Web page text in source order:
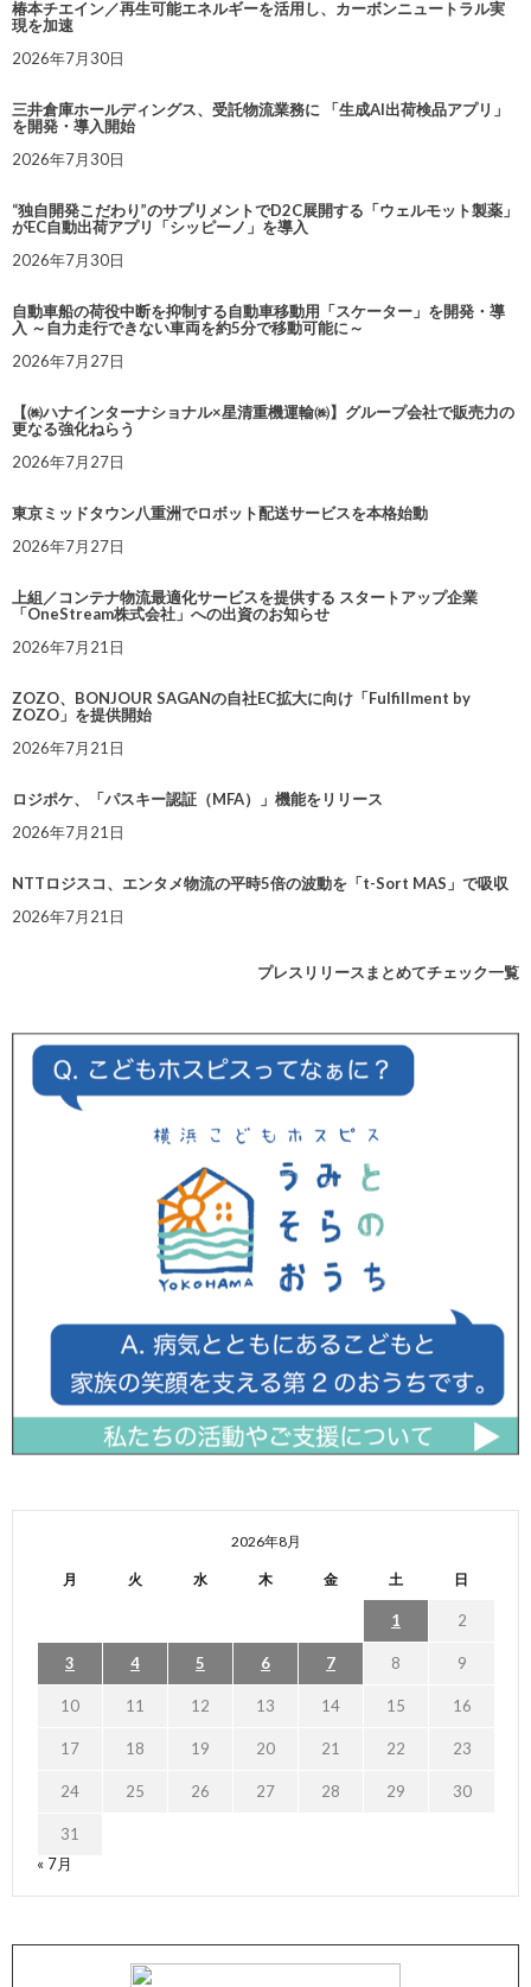
椿本チエイン／再生可能エネルギーを活用し、カーボンニュートラル実
現を加速
2026年7月30日
三井倉庫ホールディングス、受託物流業務に 「生成AI出荷検品アプリ」
を開発・導入開始
2026年7月30日
“独自開発こだわり”のサプリメントでD2C展開する「ウェルモット製薬」
がEC自動出荷アプリ「シッピーノ」を導入
2026年7月30日
自動車船の荷役中断を抑制する自動車移動用「スケーター」を開発・導
入 ～自力走行できない車両を約5分で移動可能に～
2026年7月27日
【㈱ハナインターナショナル×星清重機運輸㈱】グループ会社で販売力の
更なる強化ねらう
2026年7月27日
東京ミッドタウン八重洲でロボット配送サービスを本格始動
2026年7月27日
上組／コンテナ物流最適化サービスを提供する スタートアップ企業
「OneStream株式会社」への出資のお知らせ
2026年7月21日
ZOZO、BONJOUR SAGANの自社EC拡大に向け「Fulfillment by
ZOZO」を提供開始
2026年7月21日
ロジポケ、「パスキー認証（MFA）」機能をリリース
2026年7月21日
NTTロジスコ、エンタメ物流の平時5倍の波動を「t-Sort MAS」で吸収
2026年7月21日
プレスリリースまとめてチェック一覧
2026年8月
月 火 水 木 金 土 日
1 2
3 4 5 6 7 8 9
10 11 12 13 14 15 16
17 18 19 20 21 22 23
24 25 26 27 28 29 30
31
« 7月